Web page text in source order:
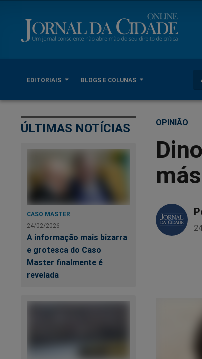
EDITORIAIS BLOGS E COLUNAS
ÚLTIMAS NOTÍCIAS
CASO MASTER
24/02/2026
A informação mais bizarra
e grotesca do Caso
Master finalmente é
revelada
OPINIÃO